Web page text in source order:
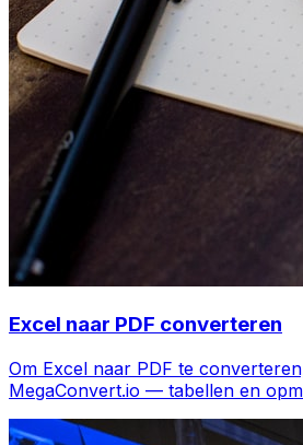
Excel naar PDF converteren
Om Excel naar PDF te
MegaConvert.io — tabellen en